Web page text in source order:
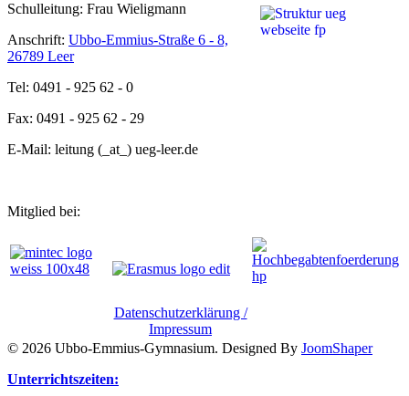
Schulleitung: Frau Wieligmann
Anschrift: Ubbo-Emmius-Straße 6 - 8,
26789 Leer
Tel: 0491 - 925 62 - 0
Fax: 0491 - 925 62 - 29
E-Mail: leitung (_at_) ueg-leer.de
Mitglied bei:
Datenschutzerklärung /
Impressum
© 2026 Ubbo-Emmius-Gymnasium. Designed By JoomShaper
Unterrichtszeiten: